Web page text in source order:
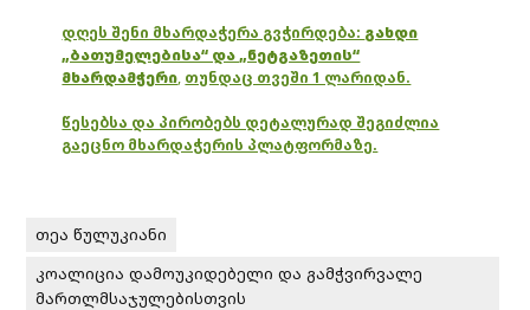
დღეს შენი მხარდაჭერა გვჭირდება: გახდი
„ბათუმელებისა“ და „ნეტგაზეთის“
მხარდამჭერი, თუნდაც თვეში 1 ლარიდან.
წესებსა და პირობებს დეტალურად შეგიძლია
გაეცნო მხარდაჭერის პლატფორმაზე.
თეა წულუკიანი
კოალიცია დამოუკიდებელი და გამჭვირვალე
მართლმსაჯულებისთვის